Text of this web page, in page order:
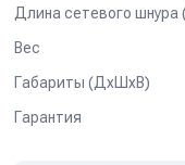
- Пэды разной степени
Применение:
Для предприятий
образовательных
гостеприимства,
Длина сетевого шнура
Вес
Габариты (ДхШхВ)
Гарантия